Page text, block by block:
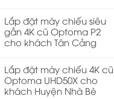
Lắp đặt máy chiếu siêu
gần 4K cũ Optoma P2
cho khách Tân Cảng
Lắp đặt máy chiếu 4K cũ
Optoma UHD50X cho
khách Huyện Nhà Bè